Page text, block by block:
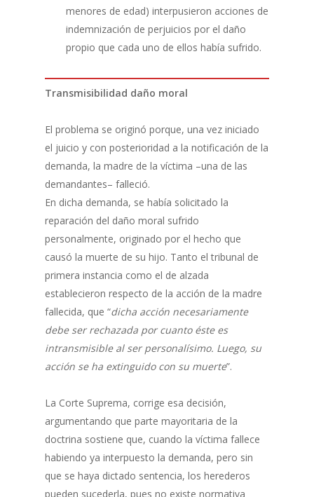
menores de edad) interpusieron acciones de
indemnización de perjuicios por el daño
propio que cada uno de ellos había sufrido.
Transmisibilidad daño moral
El problema se originó porque, una vez iniciado
el juicio y con posterioridad a la notificación de la
demanda, la madre de la víctima –una de las
demandantes– falleció.
En dicha demanda, se había solicitado la
reparación del daño moral sufrido
personalmente, originado por el hecho que
causó la muerte de su hijo. Tanto el tribunal de
primera instancia como el de alzada
establecieron respecto de la acción de la madre
fallecida, que “dicha acción necesariamente
debe ser rechazada por cuanto éste es
intransmisible al ser personalísimo. Luego, su
acción se ha extinguido con su muerte”.
La Corte Suprema, corrige esa decisión,
argumentando que parte mayoritaria de la
doctrina sostiene que, cuando la víctima fallece
habiendo ya interpuesto la demanda, pero sin
que se haya dictado sentencia, los herederos
pueden sucederla, pues no existe normativa